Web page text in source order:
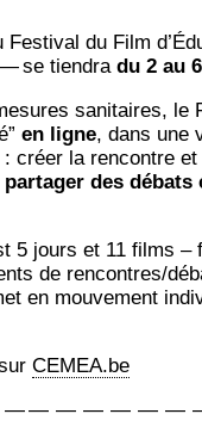
Fes­ti­val du Film
se tien­dra du 2 au
sani­taires,
en ligne, dans une
: créer la ren­contre
par­ta­ger des débats
5 jours et 11 films
de rencontres/
en mou­ve­ment
CEMEA.be
— — — — — — —